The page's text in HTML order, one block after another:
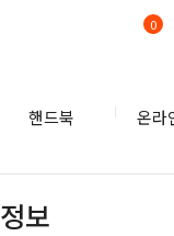
핸드북 온라
0
보